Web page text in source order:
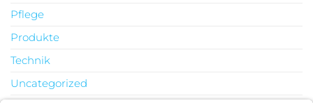
Pflege
Produkte
Technik
Uncategorized